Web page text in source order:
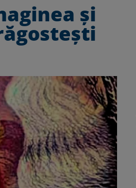
și